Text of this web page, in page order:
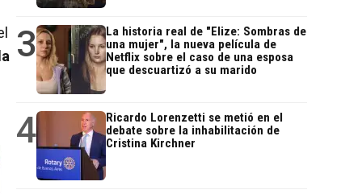
3
La historia real de "Elize: Sombras de
una mujer", la nueva película de
Netflix sobre el caso de una esposa
que descuartizó a su marido
4
Ricardo Lorenzetti se metió en el
debate sobre la inhabilitación de
Cristina Kirchner